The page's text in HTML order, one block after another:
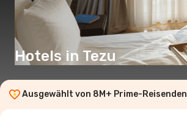
Hotels in Tezu
Ausgewählt von 8M+ Prime-Reisenden